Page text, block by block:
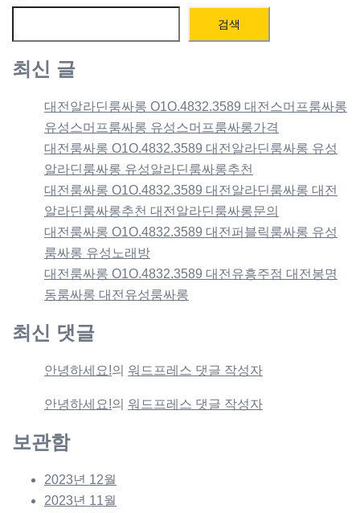
검색
최신 글
대전알라딘룸싸롱 O1O.4832.3589 대전스머프룸싸롱
유성스머프룸싸롱 유성스머프룸싸롱가격
대전룸싸롱 O1O.4832.3589 대전알라딘룸싸롱 유성
알라딘룸싸롱 유성알라딘룸싸롱추천
대전룸싸롱 O1O.4832.3589 대전알라딘룸싸롱 대전
알라딘룸싸롱추천 대전알라딘룸싸롱문의
대전룸싸롱 O1O.4832.3589 대전퍼블릭룸싸롱 유성
룸싸롱 유성노래방
대전룸싸롱 O1O.4832.3589 대전유흥주점 대전봉명
동룸싸롱 대전유성룸싸롱
최신 댓글
안녕하세요!의 워드프레스 댓글 작성자
안녕하세요!의 워드프레스 댓글 작성자
보관함
2023년 12월
2023년 11월